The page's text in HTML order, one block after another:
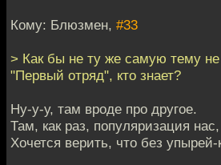
Кому: Блюзмен, #33
> Как бы не ту же самую тему
"Первый отряд", кто знает?
Ну-у-у, там вроде про другое.
Там, как раз, популяризация
Хочется верить, что без